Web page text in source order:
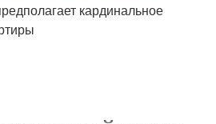
кардинальное